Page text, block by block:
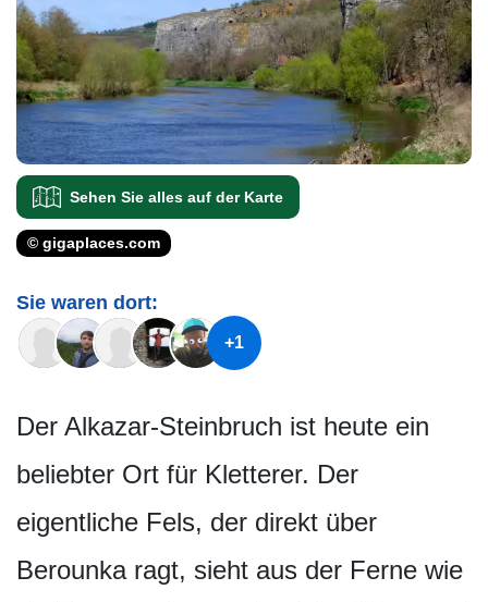
Sehen Sie alles auf der Karte
© gigaplaces.com
Sie waren dort:
+1
Der Alkazar-Steinbruch ist heute ein
beliebter Ort für Kletterer. Der
eigentliche Fels, der direkt über
Berounka ragt, sieht aus der Ferne wie